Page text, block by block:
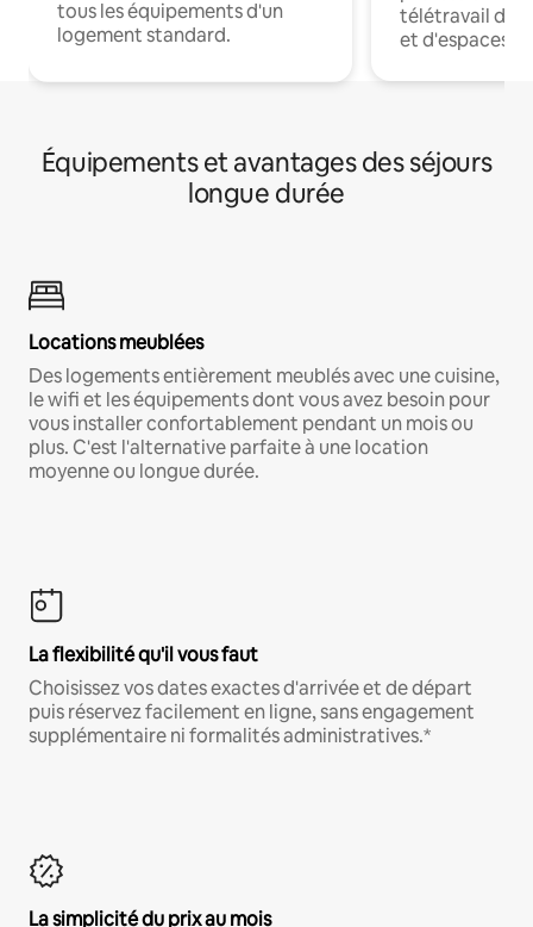
tous les équipements d'un
logement standard.
télétravail
et d'espaces
Équipements et avantages des séjours
longue durée
Locations meublées
Des logements entièrement meublés avec une cuisine,
le wifi et les équipements dont vous avez besoin pour
vous installer confortablement pendant un mois ou
plus. C'est l'alternative parfaite à une location
moyenne ou longue durée.
La flexibilité qu'il vous faut
Choisissez vos dates exactes d'arrivée et de départ
puis réservez facilement en ligne, sans engagement
supplémentaire ni formalités administratives.*
La simplicité du prix au mois